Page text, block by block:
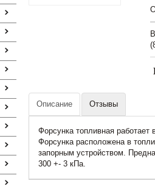
Описание Отзывы
Форсунка топливная
Форсунка расположена в
запорным устройством.
300 +- 3 кПа.